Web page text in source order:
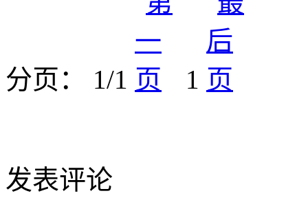
分页： 1/1 1
发表评论